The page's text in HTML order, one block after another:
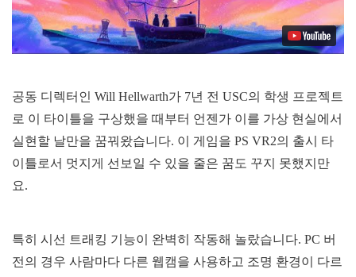
공동 디렉터인 Will Hellwarth가 7년 전 USC의 학생 프로젝트
로 이 타이틀을 구상했을 때부터 언젠가 이를 가상 현실에서
실현할 날만을 꿈꿔왔습니다. 이 게임을 PS VR2의 출시 타
이틀로서 멋지게 선보일 수 있을 줄은 꿈도 꾸지 못했지만
요.
특히 시선 트래킹 기능이 완벽히 작동해 놀랐습니다. PC 버
전의 경우 사람마다 다른 웹캠을 사용하고 조명 환경이 다르